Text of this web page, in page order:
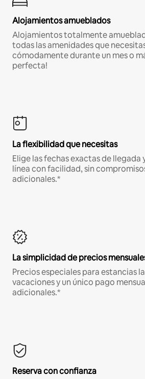
Alojamientos amueblados
Alojamientos totalmente
todas las amenidades que
cómodamente durante un mes o
perfecta!
La flexibilidad que necesitas
Elige las fechas exactas de llegada
línea con facilidad, sin
adicionales.*
La simplicidad de precios
Precios especiales para estancias
vacaciones y un único pago
adicionales.*
Reserva con confianza